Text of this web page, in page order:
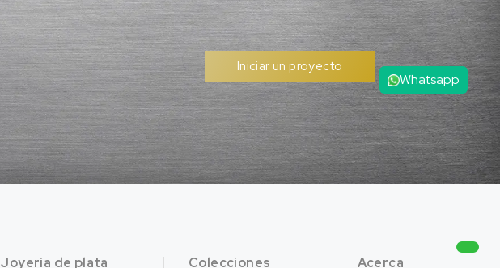
Iniciar un proyecto
Joyería de plata Colecciones Acerca
Whatsapp